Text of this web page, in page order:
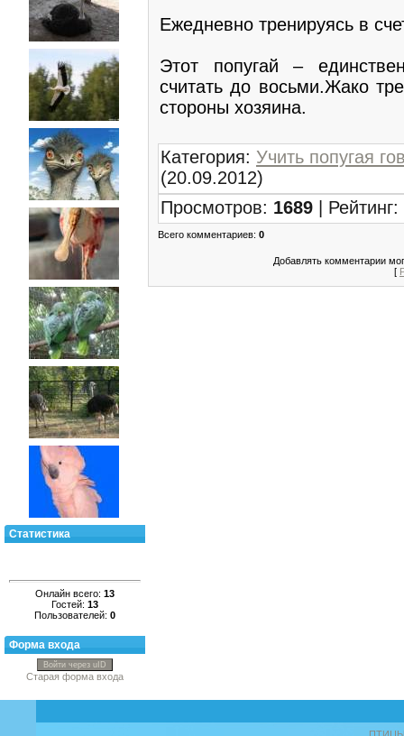
Статистика
Онлайн всего: 13
Гостей: 13
Пользователей: 0
Форма входа
Войти через uID
Старая форма входа
Ежедневно тренируясь в
Этот попугай –
считать до восьми.Жако
стороны хозяина.
Категория: Учить попугая
(20.09.2012)
Просмотров: 1689 | Рейтинг:
Всего комментариев: 0
Добавлять комментарии
[